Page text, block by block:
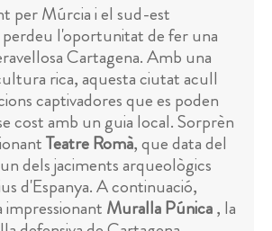
per Múrcia i el sud-est
perdeu l'oportunitat de fer una
Cartagena. Amb una
rica, aquesta ciutat acull
captivadores que es poden
cost amb un guia local. Sorprèn
Teatre Romà, que data del
dels jaciments arqueològics
d'Espanya. A continuació,
impressionant Muralla Púnica, la